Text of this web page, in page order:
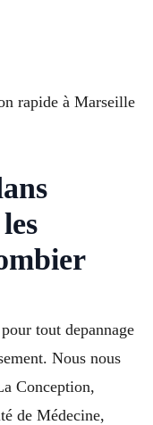
rapide à Marseille
tout depannage
Nous nous
Conception,
de Médecine,